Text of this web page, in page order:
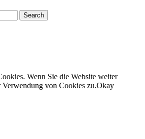
Wenn Sie die Website weiter
Verwendung von Cookies zu.Okay